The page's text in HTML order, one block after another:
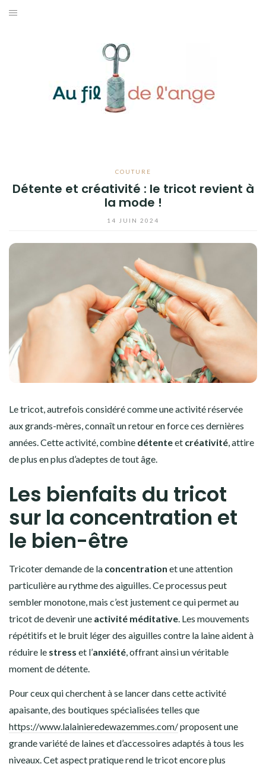
Aller
COUTURE
Détente et créativité : le tricot revient à
la mode !
14 JUIN 2024
Le tricot, autrefois considéré comme une activité réservée
aux grands-mères, connaît un retour en force ces dernières
années. Cette activité, combine détenteet créativité, attire
de plus en plus d’adeptes de tout âge.
Les bienfaits du tricot
sur la concentration et
le bien-être
Tricoter demande de la concentration et une attention
particulière au rythme des aiguilles. Ce processus peut
sembler monotone, mais c’est justement ce qui permet au
tricot de devenir une activité méditative. Les mouvements
répétitifs et le bruit léger des aiguilles contre la laine aident à
réduire le stress et l’anxiété, offrant ainsi un véritable
moment de détente.
Pour ceux qui cherchent à se lancer dans cette activité
apaisante, des boutiques spécialisées telles que
https://www.lalainieredewazemmes.com/proposent une
grande variété de laines et d’accessoires adaptés à tous les
niveaux. Cet aspect pratique rend le tricot encore plus